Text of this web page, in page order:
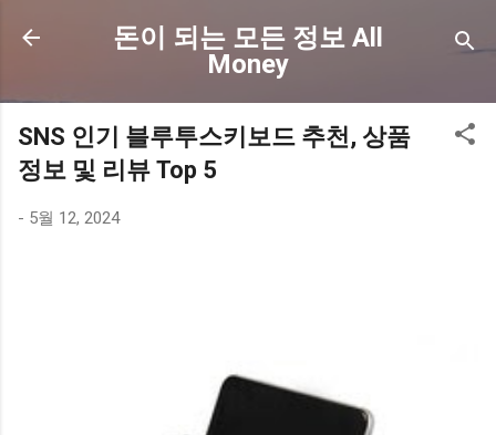
기본 콘텐츠로 건너뛰기
돈이 되는 모든 정보 All
Money
SNS 인기 블루투스키보드 추천, 상품
정보 및 리뷰 Top 5
- 5월 12, 2024